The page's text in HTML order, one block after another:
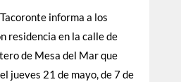
informa a los
residencia en la calle de
de Mesa del Mar que
jueves 21 de mayo, de 7 de